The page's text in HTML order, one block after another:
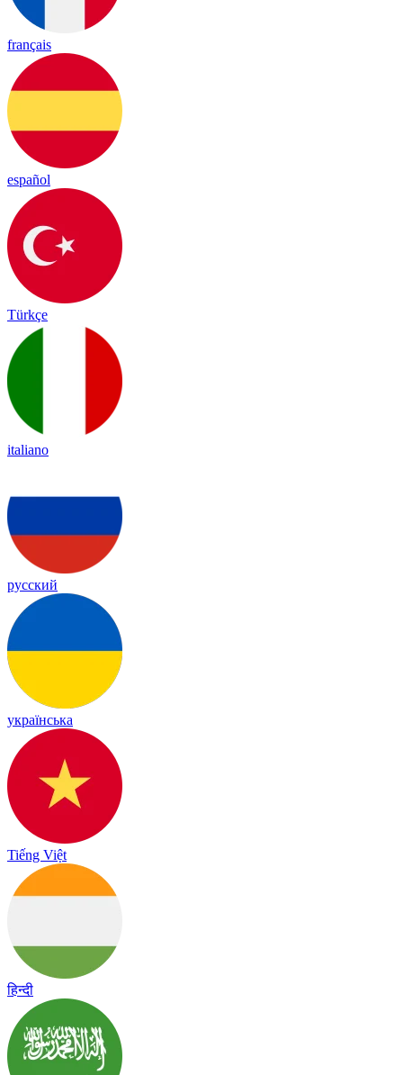
français
español
Türkçe
italiano
русский
українська
Tiếng Việt
हिन्दी